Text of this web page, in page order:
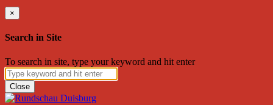
×
Search in Site
To search in site, type your keyword and hit enter
Close